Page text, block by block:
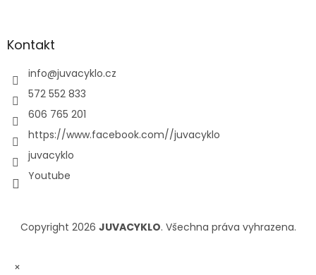
Kontakt
info@juvacyklo.cz
572 552 833
606 765 201
https://www.facebook.com//juvacyklo
juvacyklo
Youtube
Copyright 2026 JUVACYKLO. Všechna práva vyhrazena.
×